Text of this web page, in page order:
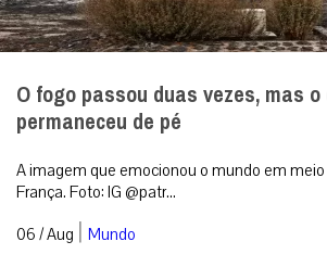
O fogo passou duas vezes, mas
permaneceu de pé
A imagem que emocionou o mundo em
França. Foto: IG @patr...
06 / Aug | Mundo